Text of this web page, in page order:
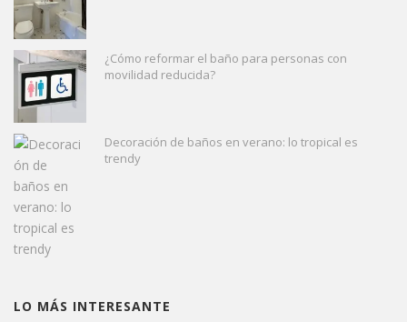
¿Cómo reformar el baño para personas con
movilidad reducida?
Decoración de baños en verano: lo tropical es
trendy
LO MÁS INTERESANTE